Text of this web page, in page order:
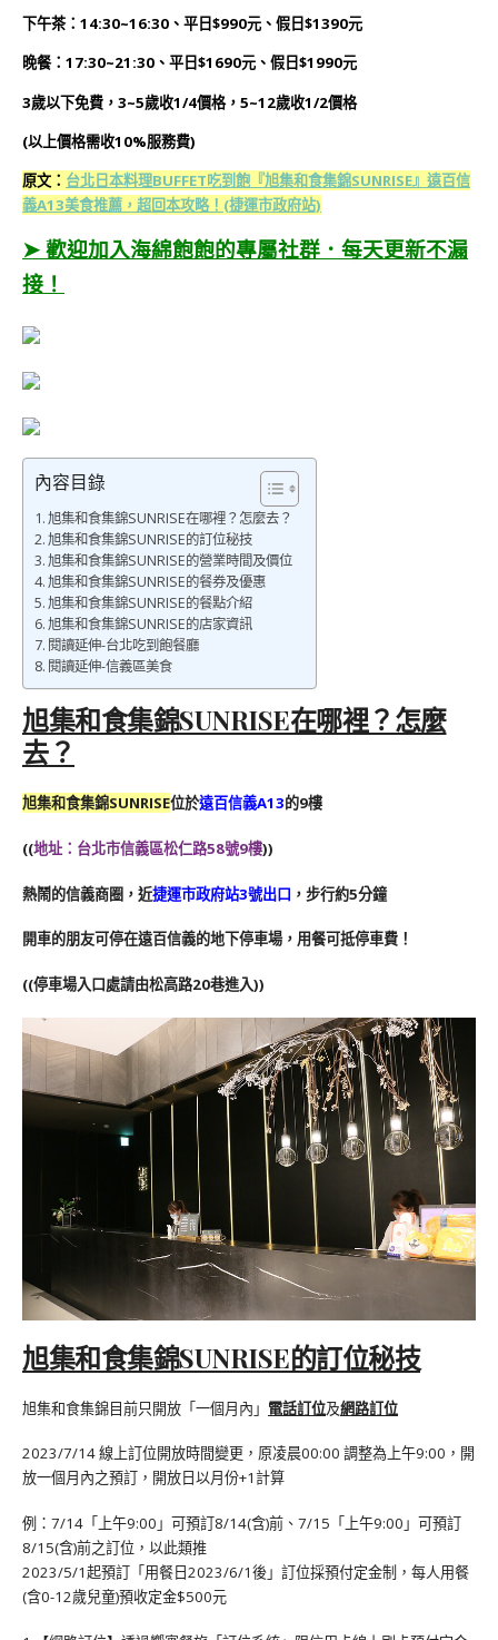
下午茶：14:30~16:30、平日$990元、假日$1390元
晚餐：17:30~21:30、平日$1690元、假日$1990元
3歲以下免費，3~5歲收1/4價格，5~12歲收1/2價格
(以上價格需收10%服務費)
原文： 台北日本料理BUFFET吃到飽『旭集和食集錦SUNRISE』遠百信
義A13美食推薦，超回本攻略！(捷運市政府站)
➤ 歡迎加入海綿飽飽的專屬社群．每天更新不漏
接！
內容目錄
旭集和食集錦SUNRISE在哪裡？怎麼去？
旭集和食集錦SUNRISE的訂位秘技
旭集和食集錦SUNRISE的營業時間及價位
旭集和食集錦SUNRISE的餐券及優惠
旭集和食集錦SUNRISE的餐點介紹
旭集和食集錦SUNRISE的店家資訊
閱讀延伸-台北吃到飽餐廳
閱讀延伸-信義區美食
旭集和食集錦SUNRISE在哪裡？怎麼
去？
旭集和食集錦SUNRISE位於遠百信義A13的9樓
((地址：台北市信義區松仁路58號9樓))
熱鬧的信義商圈，近捷運市政府站3號出口 ，步行約5分鐘
開車的朋友可停在遠百信義的地下停車場，用餐可抵停車費！
((停車場入口處請由松高路20巷進入))
旭集和食集錦SUNRISE的訂位秘技
旭集和食集錦目前只開放「一個月內」 電話訂位及網路訂位
2023/7/14 線上訂位開放時間變更，原凌晨00:00 調整為上午9:00，開
放一個月內之預訂，開放日以月份+1計算
例：7/14「上午9:00」可預訂8/14(含)前、7/15「上午9:00」可預訂
8/15(含)前之訂位，以此類推
2023/5/1起預訂「用餐日2023/6/1後」訂位採預付定金制，每人用餐
(含0-12歲兒童)預收定金$500元